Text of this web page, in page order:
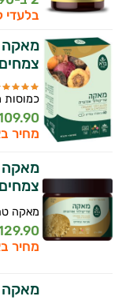
פטרת בציפורניים
פיברומיאלגיה
ערמונית - פרוסטטה
קנדידה
ריכוז ומיקוד
שיפור הזיכרון
שלד ומפרקים
בלעדי
מאקה
צמחים
כמוסות
מחיר
מאקה
צמחים
מאקה
מחיר
מאקה
וספרות
ותזונת
אני כאן כדי
התזונה
ולמצב
עובדים יחד
יום וגם
המטרה שלי
אישיות
זה הזמן